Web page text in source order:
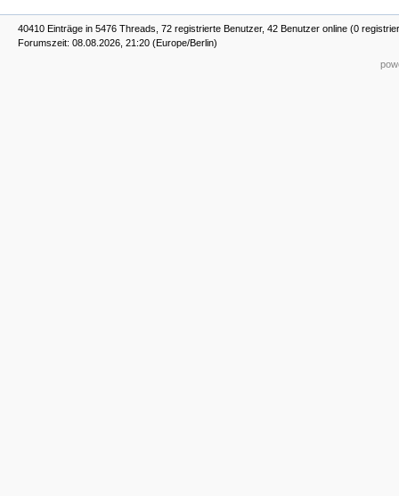
40410 Einträge in 5476 Threads, 72 registrierte Benutzer, 42 Benutzer online (0
Forumszeit: 08.08.2026, 21:20 (Europe/Berlin)